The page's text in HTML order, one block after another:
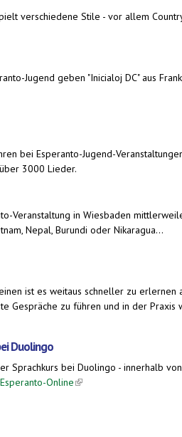
verschiedene Stile - vor allem
Jugend geben "Inicialoj DC" aus
external)
bei Esperanto-Jugend-
3000 Lieder.
Veranstaltung in Wiesbaden
Nepal, Burundi oder Nikaragua...
ist es weitaus schneller zu
Gespräche zu führen und in der
Duolingo
Sprachkurs bei Duolingo - innerhalb
Online(link is external)